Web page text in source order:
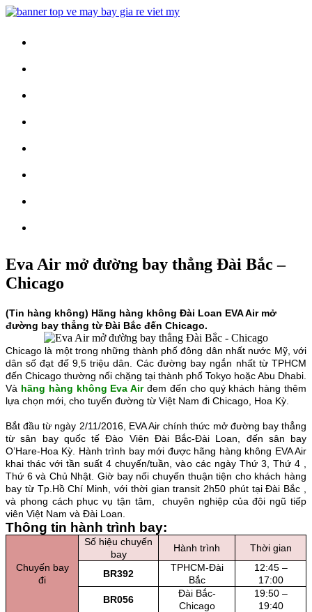
Eva Air mở đường bay thẳng Đài Bắc –
Chicago
(Tin hàng không) Hãng hàng không Đài Loan EVA Air mở
đường bay thẳng từ Đài Bắc đến Chicago.
Chicago là một trong những thành phố đông dân nhất nước Mỹ, với
dân số đạt đế 9,5 triệu dân. Các đường bay ngắn nhất từ TPHCM
đến Chicago thường nối chặng tại thành phố Tokyo hoặc Abu Dhabi.
Và hãng hàng không Eva Airđem đến cho quý khách hàng thêm
lựa chọn mới, cho tuyến đường từ Việt Nam đi Chicago, Hoa Kỳ.
Bắt đầu từ ngày 2/11/2016, EVA Air chính thức mở đường bay thẳng
từ sân bay quốc tế Đào Viên Đài Bắc-Đài Loan, đến sân bay
O’Hare-Hoa Kỳ. Hành trình bay mới được hãng hàng không EVA Air
khai thác với tần suất 4 chuyến/tuần, vào các ngày Thứ 3, Thứ 4 ,
Thứ 6 và Chủ Nhật. Giờ bay nối chuyến thuận tiện cho khách hàng
bay từ Tp.Hồ Chí Minh, với thời gian transit 2h50 phút tại Đài Bắc ,
và phong cách phục vụ tận tâm, chuyên nghiệp của đội ngũ tiếp
viên Việt Nam và Đài Loan.
Thông tin hành trình bay:
Chuyến bay
đi
Số hiệu chuyến
bay
Hành trình Thời gian
BR392
TPHCM-Đài
Bắc
12:45 –
17:00
BR056
Đài Bắc-
Chicago
19:50 –
19:40